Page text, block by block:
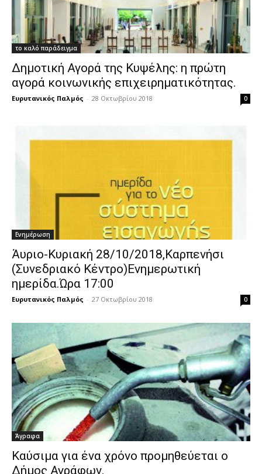
το καλό παράδειγμα
Δημοτική Αγορά της Κυψέλης: η πρώτη
αγορά κοινωνικής επιχειρηματικότητας.
Ευρυτανικός Παλμός - 28 Οκτωβρίου 2018 0
Ενημέρωση
Άυριο-Κυριακή 28/10/2018,Καρπενήσι
(Συνεδριακό Κέντρο)Ενημερωτική
ημερίδα.Ώρα 17:00
Ευρυτανικός Παλμός - 27 Οκτωβρίου 2018 0
Άγραφα
Καύσιμα για ένα χρόνο προμηθεύεται ο
Δήμος Αγράφων.